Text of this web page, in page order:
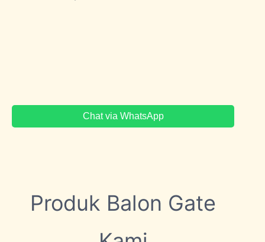
Chat via WhatsApp
Produk Balon Gate